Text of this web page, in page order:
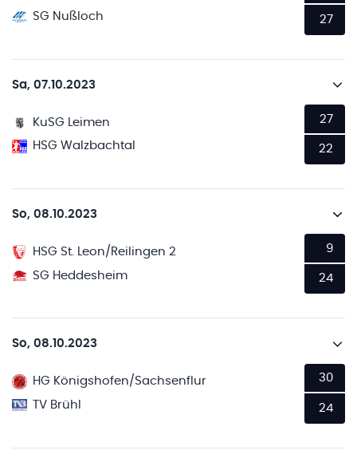
SG Nußloch
27
Sa, 07.10.2023
KuSG Leimen
HSG Walzbachtal
27
22
So, 08.10.2023
HSG St. Leon/Reilingen 2
SG Heddesheim
9
24
So, 08.10.2023
HG Königshofen/Sachsenflur
TV Brühl
30
24